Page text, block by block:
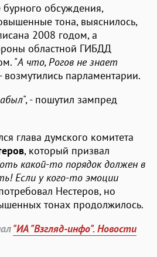
бурного обсуждения,
тона, выяснилось,
2008 годом, а
областной ГИБДД
"А что, Рогов не знает
возмутились парламентарии.
", - пошутил зампред
глава думского комитета
, который призвал
какой-то порядок должен в
Если у кого-то эмоции
Нестеров, но
тонах продолжилось.
"ИА "Взгляд-инфо". Новости